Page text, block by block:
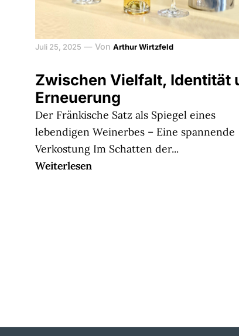
Juli 25, 2025 — Von Arthur Wirtzfeld
Zwischen Vielfalt, Identität
Erneuerung
Der Fränkische Satz als Spiegel eines
lebendigen Weinerbes – Eine spannende
Verkostung Im Schatten der...
Weiterlesen